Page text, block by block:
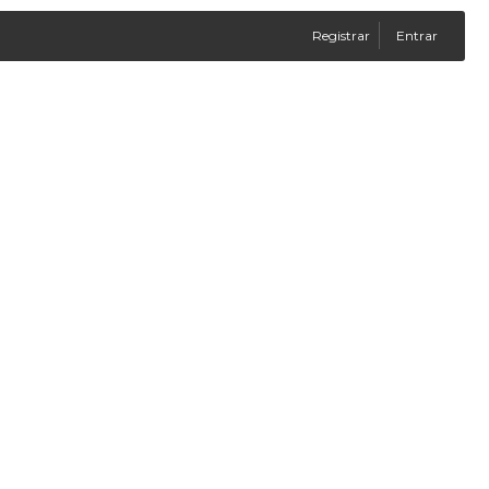
Registrar Entrar